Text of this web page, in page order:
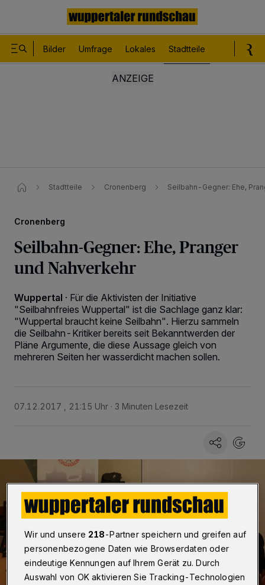
Bilder Umfrage Lokales Stadtteile
Stadtteile Cronenberg Seilbahn-Gegner: Ehe,
Cronenberg
Seilbahn-Gegner: Ehe, Pranger
und Nahverkehr
Wuppertal · Für die Aktivisten der Initiative
"Seilbahnfreies Wuppertal" ist die Sachlage ganz klar:
"Wuppertal braucht keine Seilbahn". Hierzu sammeln
die Seilbahn-Kritiker bereits seit Bekanntwerden der
Pläne Argumente, die diese Aussage gleich von
mehreren Seiten her wasserdicht machen sollen.
07.12.2017 , 21:15 Uhr 3 Minuten Lesezeit
Wir und unsere 218-Partner speichern und greifen auf
personenbezogene Daten wie Browserdaten oder
eindeutige Kennungen auf Ihrem Gerät zu. Durch
Auswahl von OK aktivieren Sie Tracking-Technologien